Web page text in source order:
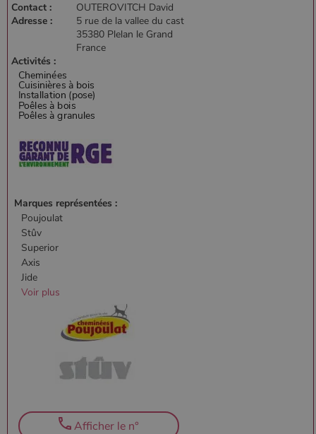
Contact :
OUTEROVITCH David
Adresse :
5 rue de la vallee du cast
35380 Plelan le Grand
France
Activités :
Marques représentées :
Poujoulat
Stûv
Superior
Axis
Jide
Voir plus
Afficher le n°